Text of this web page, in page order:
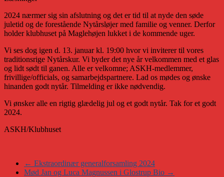
2024 nærmer sig sin afslutning og det er tid til at nyde den søde
juletid og de forestående Nytårsløjer med familie og venner. Derfor
holder klubhuset på Maglehøjen lukket i de kommende uger.
Vi ses dog igen d. 13. januar kl. 19:00 hvor vi inviterer til vores
traditionsrige Nytårskur. Vi byder det nye år velkommen med et glas
og lidt sødt til ganen. Alle er velkomne; ASKH-medlemmer,
frivillige/officials, og samarbejdspartnere. Lad os mødes og ønske
hinanden godt nytår. Tilmelding er ikke nødvendig.
Vi ønsker alle en rigtig glædelig jul og et godt nytår. Tak for et godt
2024.
ASKH/Klubhuset
← Ekstraordinær generalforsamling 2024
Mød Jan og Luca Magnussen i Glostrup Bio →